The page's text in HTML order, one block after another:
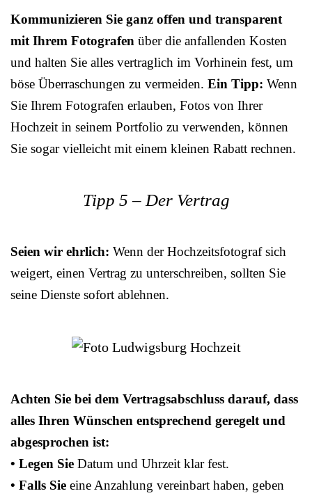
Kommunizieren Sie ganz offen und transparent
mit Ihrem Fotografen über die anfallenden Kosten
und halten Sie alles vertraglich im Vorhinein fest, um
böse Überraschungen zu vermeiden. Ein Tipp: Wenn
Sie Ihrem Fotografen erlauben, Fotos von Ihrer
Hochzeit in seinem Portfolio zu verwenden, können
Sie sogar vielleicht mit einem kleinen Rabatt rechnen.
Tipp 5 – Der Vertrag
Seien wir ehrlich: Wenn der Hochzeitsfotograf sich
weigert, einen Vertrag zu unterschreiben, sollten Sie
seine Dienste sofort ablehnen.
Achten Sie bei dem Vertragsabschluss darauf, dass
alles Ihren Wünschen entsprechend geregelt und
abgesprochen ist:
• Legen Sie Datum und Uhrzeit klar fest.
• Falls Sie eine Anzahlung vereinbart haben, geben